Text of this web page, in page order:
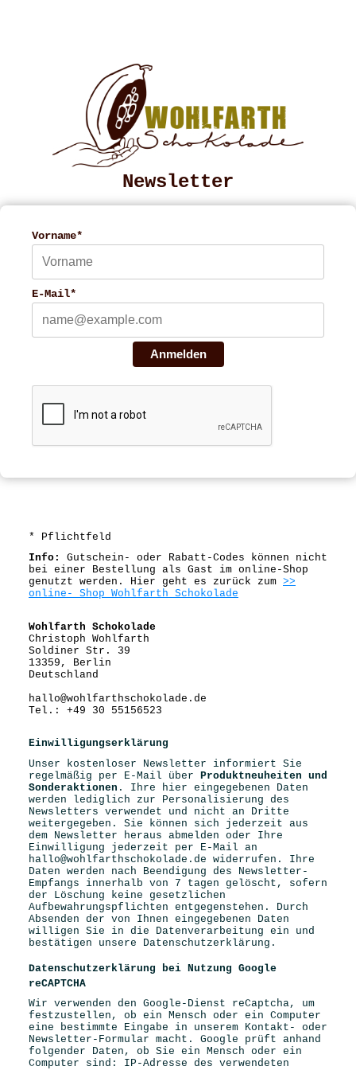
Newsletter
Vorname*
E-Mail*
Anmelden
* Pflichtfeld
Info:
Gutschein- oder Rabatt-Codes können nicht
bei einer Bestellung als Gast im online-Shop
genutzt werden. Hier geht es zurück zum >>
online- Shop Wohlfarth Schokolade
Wohlfarth Schokolade
Christoph Wohlfarth
Soldiner Str. 39
13359, Berlin
Deutschland
hallo@wohlfarthschokolade.de
Tel.: +49 30 55156523
Einwilligungserklärung
Unser kostenloser Newsletter informiert Sie
regelmäßig per E-Mail über
Produktneuheiten und
Sonderaktionen . Ihre hier eingegebenen Daten
werden lediglich zur Personalisierung des
Newsletters verwendet und nicht an Dritte
weitergegeben. Sie können sich jederzeit aus
dem Newsletter heraus abmelden oder Ihre
Einwilligung jederzeit per E-Mail an
hallo@wohlfarthschokolade.de widerrufen. Ihre
Daten werden nach Beendigung des Newsletter-
Empfangs innerhalb von 7 tagen gelöscht, sofern
der Löschung keine gesetzlichen
Aufbewahrungspflichten entgegenstehen. Durch
Absenden der von Ihnen eingegebenen Daten
willigen Sie in die Datenverarbeitung ein und
bestätigen unsere Datenschutzerklärung.
Datenschutzerklärung bei Nutzung Google
reCAPTCHA
Wir verwenden den Google-Dienst reCaptcha, um
festzustellen, ob ein Mensch oder ein Computer
eine bestimmte Eingabe in unserem Kontakt- oder
Newsletter-Formular macht. Google prüft anhand
folgender Daten, ob Sie ein Mensch oder ein
Computer sind: IP-Adresse des verwendeten